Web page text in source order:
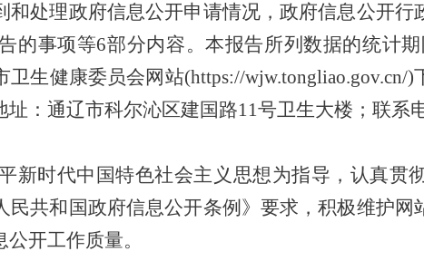
处理政府信息公开申请情况，政府信息公开
的事项等6部分内容。本报告所列数据的统计期
卫生健康委员会网站(https://wjw.tongliao.gov.cn/)
： 通辽市科尔沁区建国路11号卫生大楼；联系
新时代中国特色社会主义思想为指导，认真贯
共和国政府信息公开条例》要求，积极维护网
开工作质量。